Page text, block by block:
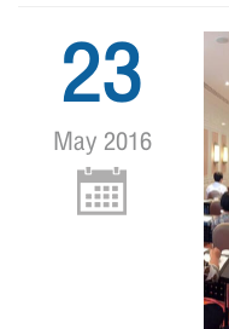
23
May 2016